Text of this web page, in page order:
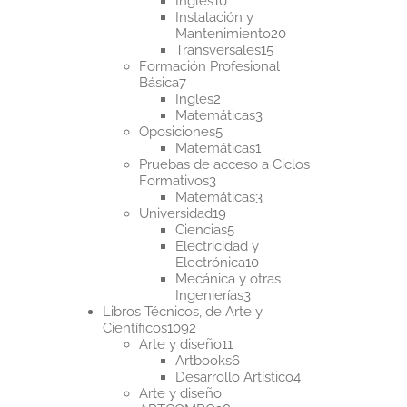
productos
Instalación y
Mantenimiento2020
Transversales1515
productos
Formación Profesional
Básica77
productos
Inglés22
productos
Matemáticas33
Oposiciones55
productos
Matemáticas11
producto
Pruebas de acceso a Ciclos
Formativos33
productos
Matemáticas33
Universidad1919
productos
Ciencias55
productos
Electricidad y
Electrónica1010
productos
Mecánica y otras
Ingenierías33
productos
Libros Técnicos, de Arte y
Científicos10921092
productos
Arte y diseño1111
productos
Artbooks66
productos
Desarrollo Artístico44
Arte y diseño